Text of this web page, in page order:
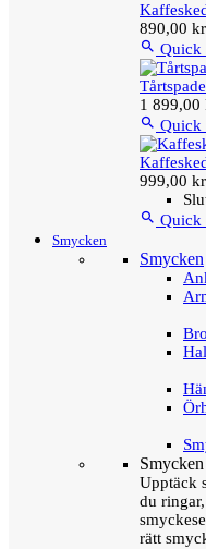
890,00 kr
 Quick
1 899,00
 Quick
999,00 kr
 Quick
Smycken
Smycken
Upptäck
du
rätt